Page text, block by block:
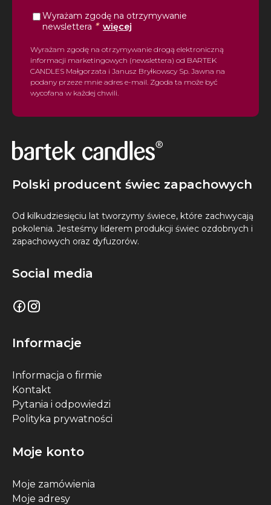
Wyrażam zgodę na otrzymywanie
newslettera * więcej
Wyrażam zgodę na otrzymywanie drogą elektroniczną
informacji marketingowych (newslettera) od BARTEK
CANDLES Małgorzata i Janusz Bryłkowscy Sp. Jawna na
podany przeze mnie adres e-mail. Zgoda ta może być
wycofana w każdej chwili.
Polski producent świec zapachowych
Od kilkudziesięciu lat tworzymy świece, które zachwycają
pokolenia. Jesteśmy liderem produkcji świec ozdobnych i
zapachowych oraz dyfuzorów.
Social media
Informacje
Informacja o firmie
Kontakt
Pytania i odpowiedzi
Polityka prywatności
Moje konto
Moje zamówienia
Moje adresy